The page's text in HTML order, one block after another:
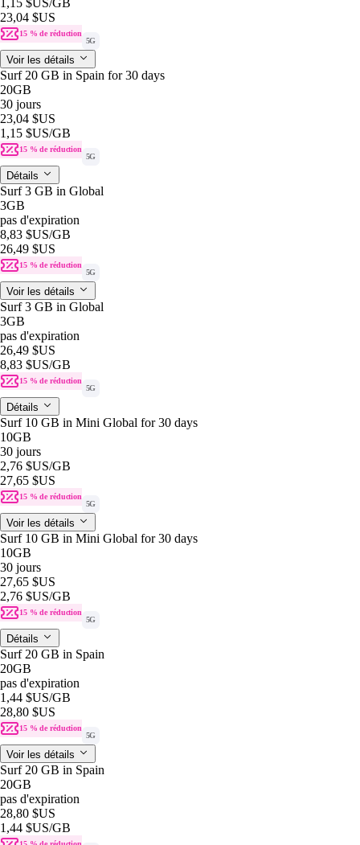
23,04 $US
15 % de réduction
5G
Voir les détails
Surf 20 GB in Spain for 30 days
20GB
30 jours
23,04 $US
1,15 $US/GB
15 % de réduction
5G
Détails
Surf 3 GB in Global
3GB
pas d'expiration
8,83 $US/GB
26,49 $US
15 % de réduction
5G
Voir les détails
Surf 3 GB in Global
3GB
pas d'expiration
26,49 $US
8,83 $US/GB
15 % de réduction
5G
Détails
Surf 10 GB in Mini Global for 30 days
10GB
30 jours
2,76 $US/GB
27,65 $US
15 % de réduction
5G
Voir les détails
Surf 10 GB in Mini Global for 30 days
10GB
30 jours
27,65 $US
2,76 $US/GB
15 % de réduction
5G
Détails
Surf 20 GB in Spain
20GB
pas d'expiration
1,44 $US/GB
28,80 $US
15 % de réduction
5G
Voir les détails
Surf 20 GB in Spain
20GB
pas d'expiration
28,80 $US
1,44 $US/GB